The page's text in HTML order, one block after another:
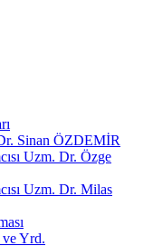
Sinan ÖZDEMİR
Uzm. Dr. Özge
Uzm. Dr. Milas
Yrd.